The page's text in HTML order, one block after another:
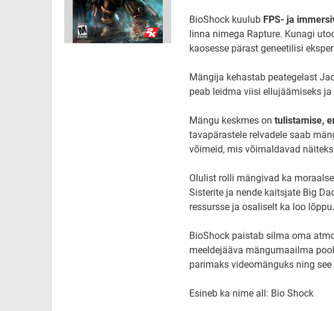
BioShock kuulub FPS- ja
linna nimega Rapture. Kunagi
kaosesse pärast geneetilisi
Mängija kehastab peategelast
peab leidma viisi ellujäämiseks
Mängu keskmes on tulistamise,
tavapärastele relvadele saab
võimeid, mis võimaldavad
Olulist rolli mängivad ka
Sisterite ja nende kaitsjate Big
ressursse ja osaliselt ka loo lõppu.
BioShock paistab silma oma
meeldejääva mängumaailma
parimaks videomänguks ning
Esineb ka nime all: Bio Shock